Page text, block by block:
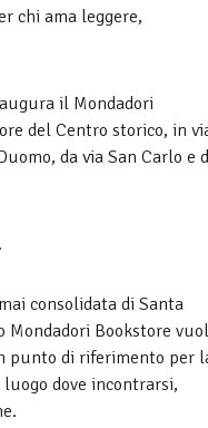
chi ama leggere,
il Mondadori
del Centro storico, in
da via San Carlo e
consolidata di Santa
Mondadori Bookstore
punto di riferimento per
dove incontrarsi,